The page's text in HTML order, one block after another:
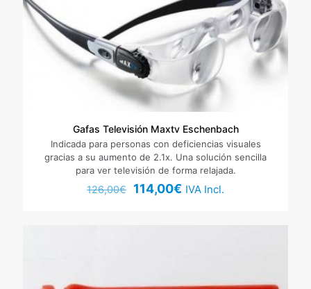
Correo
*
Guarda mi nombre, correo electrónico y web en este
Gafas Televisión Maxtv Eschenbach
Indicada para personas con deficiencias visuales
gracias a su aumento de 2.1x. Una solución sencilla
para ver televisión de forma relajada.
126,00€
El
114,00€ElIVA Incl.